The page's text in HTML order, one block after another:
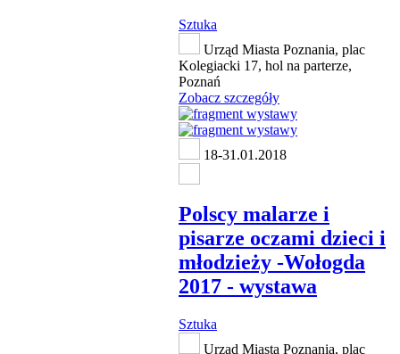
Sztuka
Urząd Miasta Poznania, plac
Kolegiacki 17, hol na parterze,
Poznań
Zobacz szczegóły
18-31.01.2018
Polscy malarze i
pisarze oczami dzieci i
młodzieży -Wołogda
2017 - wystawa
Sztuka
Urząd Miasta Poznania, plac